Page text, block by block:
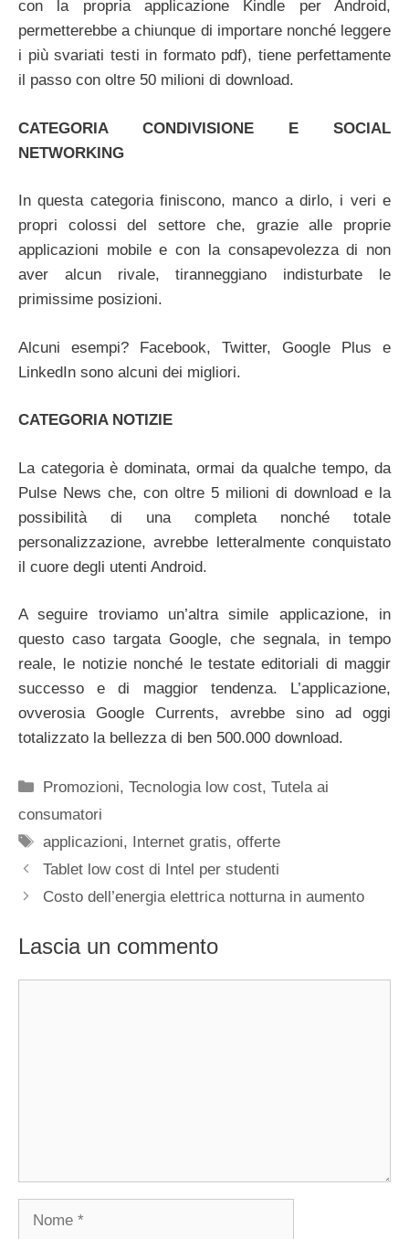
con la propria applicazione Kindle per Android,
permetterebbe a chiunque di importare nonché leggere
i più svariati testi in formato pdf), tiene perfettamente
il passo con oltre 50 milioni di download.
CATEGORIA CONDIVISIONE E SOCIAL
NETWORKING
In questa categoria finiscono, manco a dirlo, i veri e
propri colossi del settore che, grazie alle proprie
applicazioni mobile e con la consapevolezza di non
aver alcun rivale, tiranneggiano indisturbate le
primissime posizioni.
Alcuni esempi? Facebook, Twitter, Google Plus e
LinkedIn sono alcuni dei migliori.
CATEGORIA NOTIZIE
La categoria è dominata, ormai da qualche tempo, da
Pulse News che, con oltre 5 milioni di download e la
possibilità di una completa nonché totale
personalizzazione, avrebbe letteralmente conquistato
il cuore degli utenti Android.
A seguire troviamo un’altra simile applicazione, in
questo caso targata Google, che segnala, in tempo
reale, le notizie nonché le testate editoriali di maggir
successo e di maggior tendenza. L’applicazione,
ovverosia Google Currents, avrebbe sino ad oggi
totalizzato la bellezza di ben 500.000 download.
Categorie
Promozioni,Tecnologia low cost,Tutela ai
consumatori
Tag
applicazioni, Internet gratis,offerte
Tablet low cost di Intel per studenti
Costo dell’energia elettrica notturna in aumento
Lascia un commento
Nome